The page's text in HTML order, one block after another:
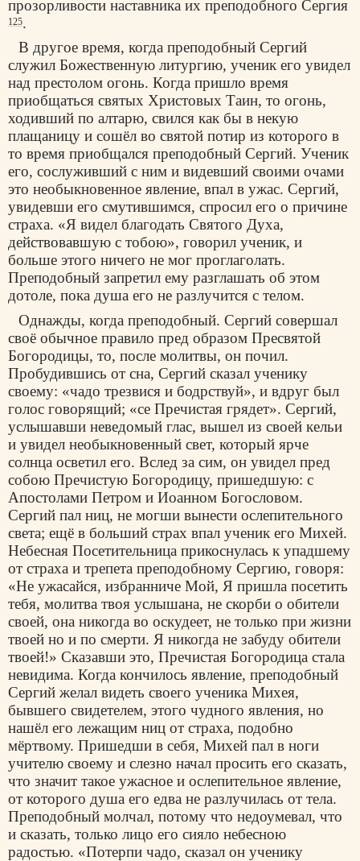
прозорливости наставника их преподобного Сергия
125.
В другое время, когда преподобный Сергий
служил Божественную литургию, ученик его увидел
над престолом огонь. Когда пришло время
приобщаться святых Христовых Таин, то огонь,
ходивший по алтарю, свился как бы в некую
плащаницу и сошёл во святой потир из которого в
то время приобщался преподобный Сергий. Ученик
его, сослуживший с ним и видевший своими очами
это необыкновенное явление, впал в ужас. Сергий,
увидевши его смутившимся, спросил его о причине
страха. «Я видел благодать Святого Духа,
действовавшую с тобою», говорил ученик, и
больше этого ничего не мог проглаголать.
Преподобный запретил ему разглашать об этом
дотоле, пока душа его не разлучится с телом.
Однажды, когда преподобный. Сергий совершал
своё обычное правило пред образом Пресвятой
Богородицы, то, после молитвы, он почил.
Пробудившись от сна, Сергий сказал ученику
своему: «чадо трезвися и бодрствуй», и вдруг был
голос говорящий; «се Пречистая грядет». Сергий,
услышавши неведомый глас, вышел из своей кельи
и увидел необыкновенный свет, который ярче
солнца осветил его. Вслед за сим, он увидел пред
собою Пречистую Богородицу, пришедшую: с
Апостолами Петром и Иоанном Богословом.
Сергий пал ниц, не могши вынести ослепительного
света; ещё в больший страх впал ученик его Михей.
Небесная Посетительница прикоснулась к упадшему
от страха и трепета преподобному Сергию, говоря:
«Не ужасайся, избранниче Мой, Я пришла посетить
тебя, молитва твоя услышана, не скорби о обители
своей, она никогда во оскудеет, не только при жизни
твоей но и по смерти. Я никогда не забуду обители
твоей!» Сказавши это, Пречистая Богородица стала
невидима. Когда кончилось явление, преподобный
Сергий желал видеть своего ученика Михея,
бывшего свидетелем, этого чудного явления, но
нашёл его лежащим ниц от страха, подобно
мёртвому. Пришедши в себя, Михей пал в ноги
учителю своему и слезно начал просить его сказать,
что значит такое ужасное и ослепительное явление,
от которого душа его едва не разлучилась от тела.
Преподобный молчал, потому что недоумевал, что
и сказать, только лицо его сияло небесною
радостью. «Потерпи чадо, сказал он ученику